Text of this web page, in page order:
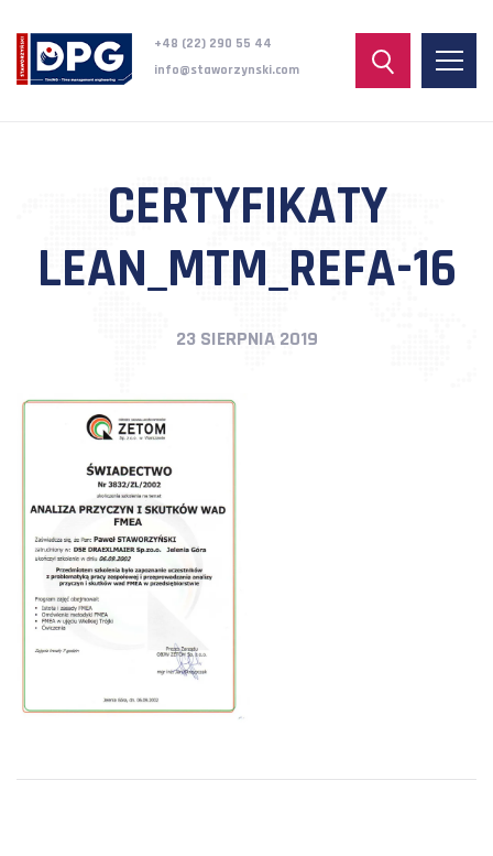
+48 (22) 290 55 44
info@staworzynski.com
CERTYFIKATY
LEAN_MTM_REFA-16
23 SIERPNIA 2019